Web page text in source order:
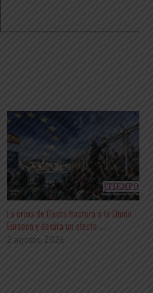
La crisis de Ceuta fractura a la Unión
Europea y desata un efecto ...
2 agosto, 2026